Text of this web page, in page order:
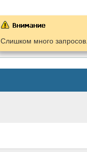
Слишком много